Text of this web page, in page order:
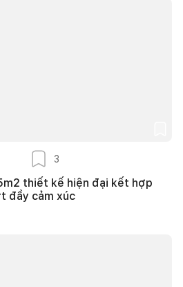
3
thiết kế hiện đại kết hợp
đầy cảm xúc